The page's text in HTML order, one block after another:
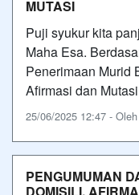
MUTASI
Puji syukur kita
Maha Esa.
Penerimaan Murid
Afirmasi dan
25/06/2025 12:47 -
PENGUMUMAN
DOMISILI,